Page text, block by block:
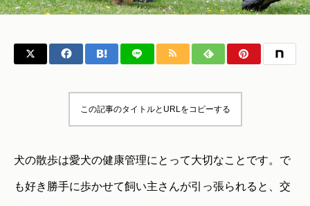
この記事のタイトルとURLをコピーする
犬の散歩は愛犬の健康管理にとって大切なことです。で
も好き勝手に歩かせて飼い主さんが引っ張られると、交